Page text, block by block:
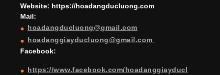
Website: https://hoadangducluong.com
Mail:
hoadangducluong@gmail.com
hoadanggiayducluong@gmail.com
Facebook:
https://www.facebook.com/hoadanggiayducl